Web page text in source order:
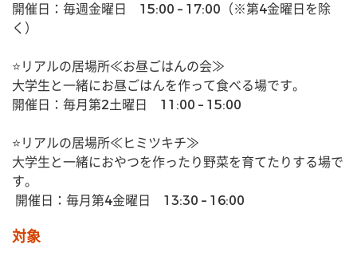
開催日：毎週金曜日　15:00 – 17:00（※第4金曜日を除
く）
⭐リアルの居場所≪お昼ごはんの会≫
大学生と一緒にお昼ごはんを作って食べる場です。
開催日：毎月第2土曜日　11:00 – 15:00
⭐リアルの居場所≪ヒミツキチ≫
大学生と一緒におやつを作ったり野菜を育てたりする場で
す。
開催日：毎月第4金曜日　13:30 – 16:00
対象